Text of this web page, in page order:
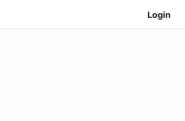
Login